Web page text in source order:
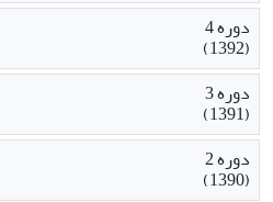
دوره 4
(1392)
دوره 3
(1391)
دوره 2
(1390)